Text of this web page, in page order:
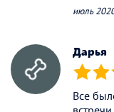
июль
Дарья
(*) (*)
Все